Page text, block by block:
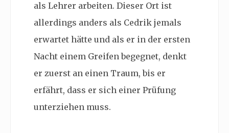
als Lehrer arbeiten. Dieser Ort ist
allerdings anders als Cedrik jemals
erwartet hätte und als er in der ersten
Nacht einem Greifen begegnet, denkt
er zuerst an einen Traum, bis er
erfährt, dass er sich einer Prüfung
unterziehen muss.